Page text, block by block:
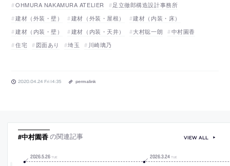
OHMURA NAKAMURA ATELIER
足立徹郎構造設計事務所
建材（外装・壁）
建材（外装・屋根）
建材（内装・床）
建材（内装・壁）
建材（内装・天井） 大村聡一朗
中村園香
住宅
図面あり 埼玉 川崎璃乃
2020.04.24 Fri 14:35 permalink
#中村園香の関連記事
2026.5.26 TUE 2026.3.24 TUE
VIEW ALL